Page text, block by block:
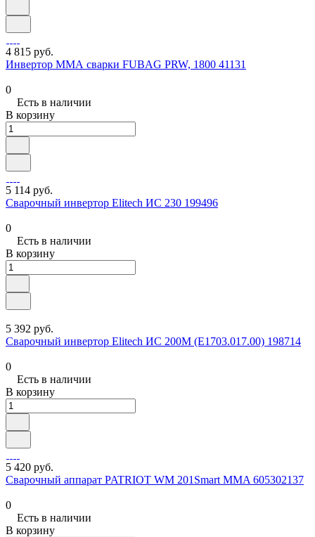
4 815 руб.
Инвертор ММА сварки FUBAG PRW, 1800 41131
0
Есть в наличии
В корзину
5 114 руб.
Сварочный инвертор Elitech ИС 230 199496
0
Есть в наличии
В корзину
5 392 руб.
Сварочный инвертор Elitech ИС 200М (E1703.017.00) 198714
0
Есть в наличии
В корзину
5 420 руб.
Сварочный аппарат PATRIOT WM 201Smart MMA 605302137
0
Есть в наличии
В корзину